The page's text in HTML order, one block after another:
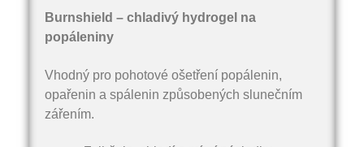
Burnshield – chladivý hydrogel na
popáleniny
Vhodný pro pohotové ošetření popálenin,
opařenin a spálenin způsobených slunečním
zářením.